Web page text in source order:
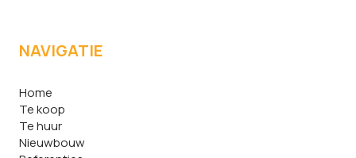
NAVIGATIE
Home
Te koop
Te huur
Nieuwbouw